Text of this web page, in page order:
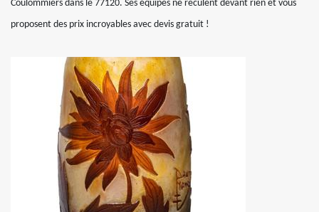
Coulommiers dans le 77120. Ses équipes ne reculent devant rien et vous
proposent des prix incroyables avec devis gratuit !